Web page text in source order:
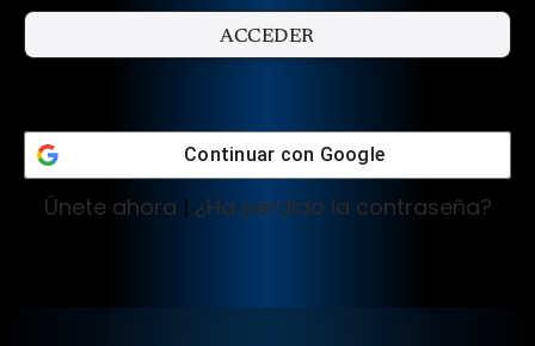
Continuar con Google
Únete ahora | ¿Ha perdido la contraseña?